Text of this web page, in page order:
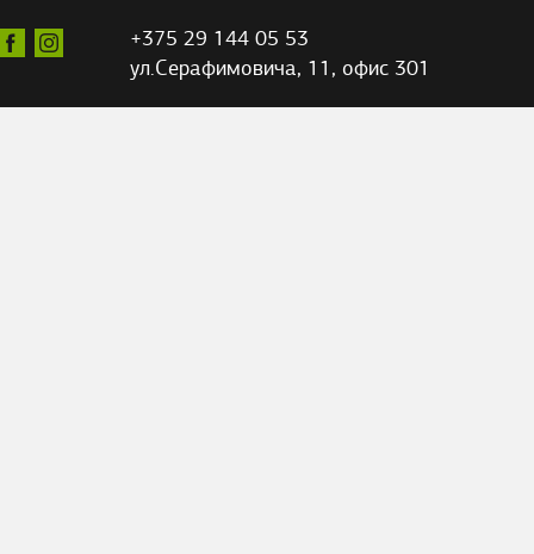
+375 29 144 05 53
ул.Серафимовича, 11, офис 301